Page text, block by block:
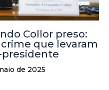
Collor preso:
que levaram
presidente
de 2025